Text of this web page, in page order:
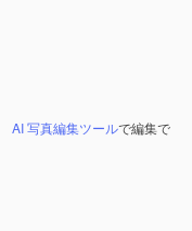
AI 写真編集ツールで編集で